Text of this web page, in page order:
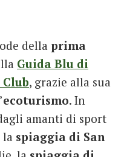
della prima
Guida Blu di
, grazie alla sua
ecoturismo. In
amanti di sport
spiaggia di San